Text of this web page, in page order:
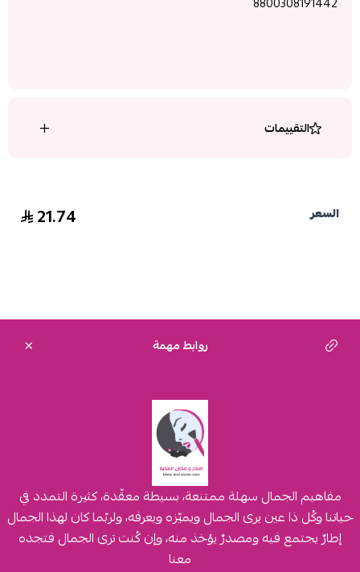
التقييمات
السعر 21.74
روابط مهمة
مفاهيم الجمال سهلة ممتنعة، بسيطة معقّدة، كثيرة التمدد في
حياتنا وكُل ذا عين يرى الجمال ويميّزه ويعرفه، ولربّما كان لهذا الجمال
إطارٌ يجتمع فيه ومصدرٌ يؤخذ منه، وإن كُنت ترى الجمال فتجده
معنا